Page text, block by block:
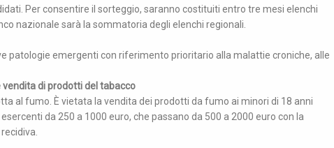
Per consentire il sorteggio, saranno costituiti entro tre mesi elenchi
nazionale sarà la sommatoria degli elenchi regionali.
patologie emergenti con riferimento prioritario alla malattie croniche, alle
di prodotti del tabacco
al fumo. È vietata la vendita dei prodotti da fumo ai minori di 18 anni
da 250 a 1000 euro, che passano da 500 a 2000 euro con la